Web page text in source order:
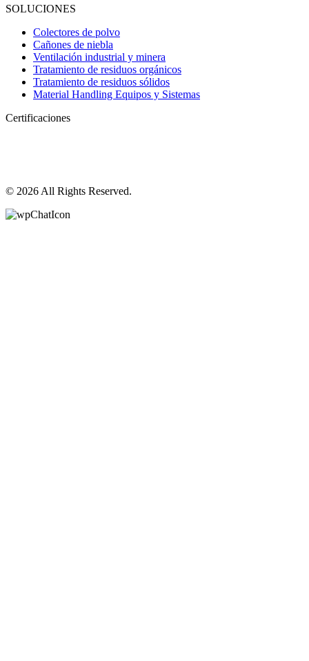
SOLUCIONES
Colectores de polvo
Cañones de niebla
Ventilación industrial y minera
Tratamiento de residuos orgánicos
Tratamiento de residuos sólidos
Material Handling Equipos y Sistemas
Certificaciones
© 2026 All Rights Reserved.